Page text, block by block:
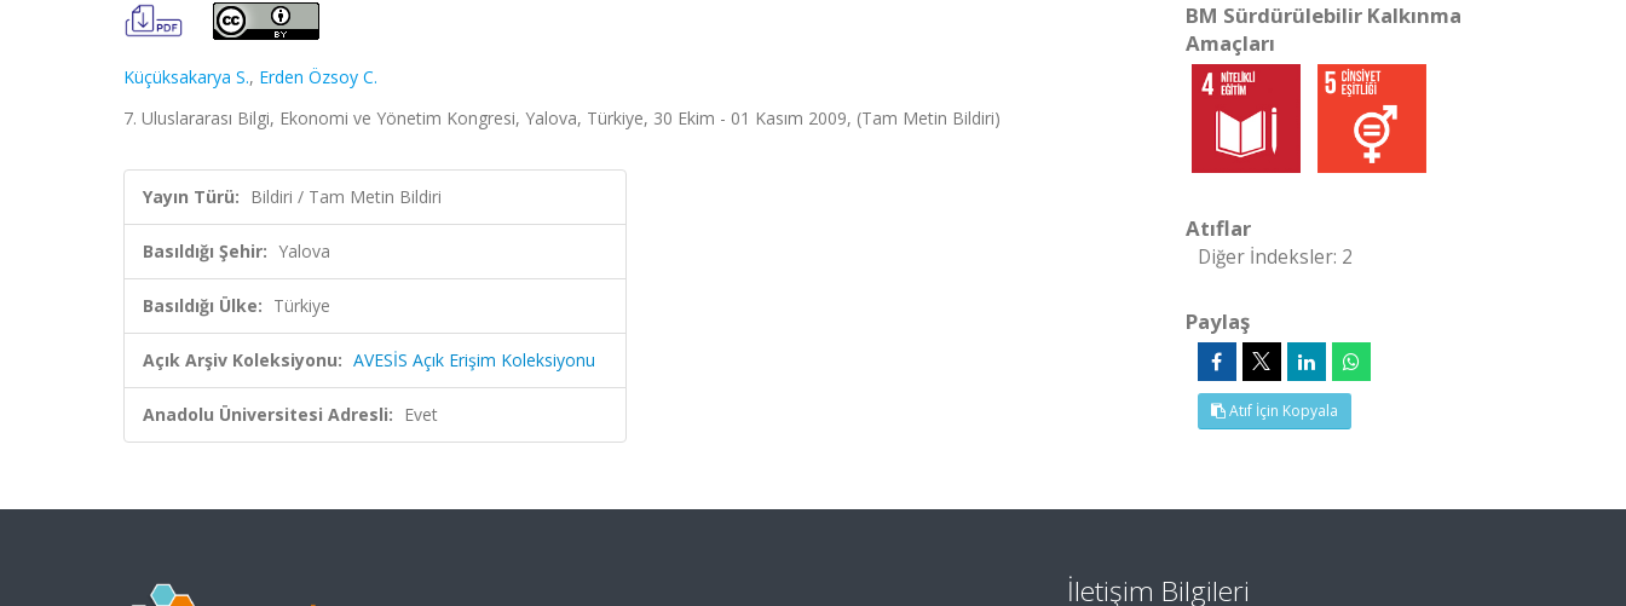
Küçüksakarya S., Erden Özsoy C.
7. Uluslararası Bilgi, Ekonomi ve Yönetim Kongresi, Yalova, Türkiye, 30 Ekim - 01 Kasım 2009, (Tam Metin Bildiri)
Yayın Türü: Bildiri / Tam Metin Bildiri
Basıldığı Şehir: Yalova
Basıldığı Ülke: Türkiye
Açık Arşiv Koleksiyonu: AVESİS Açık Erişim Koleksiyonu
Anadolu Üniversitesi Adresli: Evet
BM Sürdürülebilir Kalkınma
Amaçları
Atıflar
Diğer İndeksler: 2
Paylaş
Atıf İçin Kopyala
İletişim Bilgileri